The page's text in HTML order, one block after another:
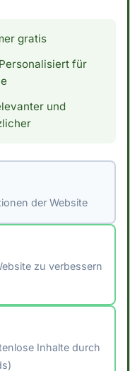
und
auf
Die
Ziehe
und
zu erhalten.*
gratis
für
und
der Website
zu verbessern
Inhalte durch